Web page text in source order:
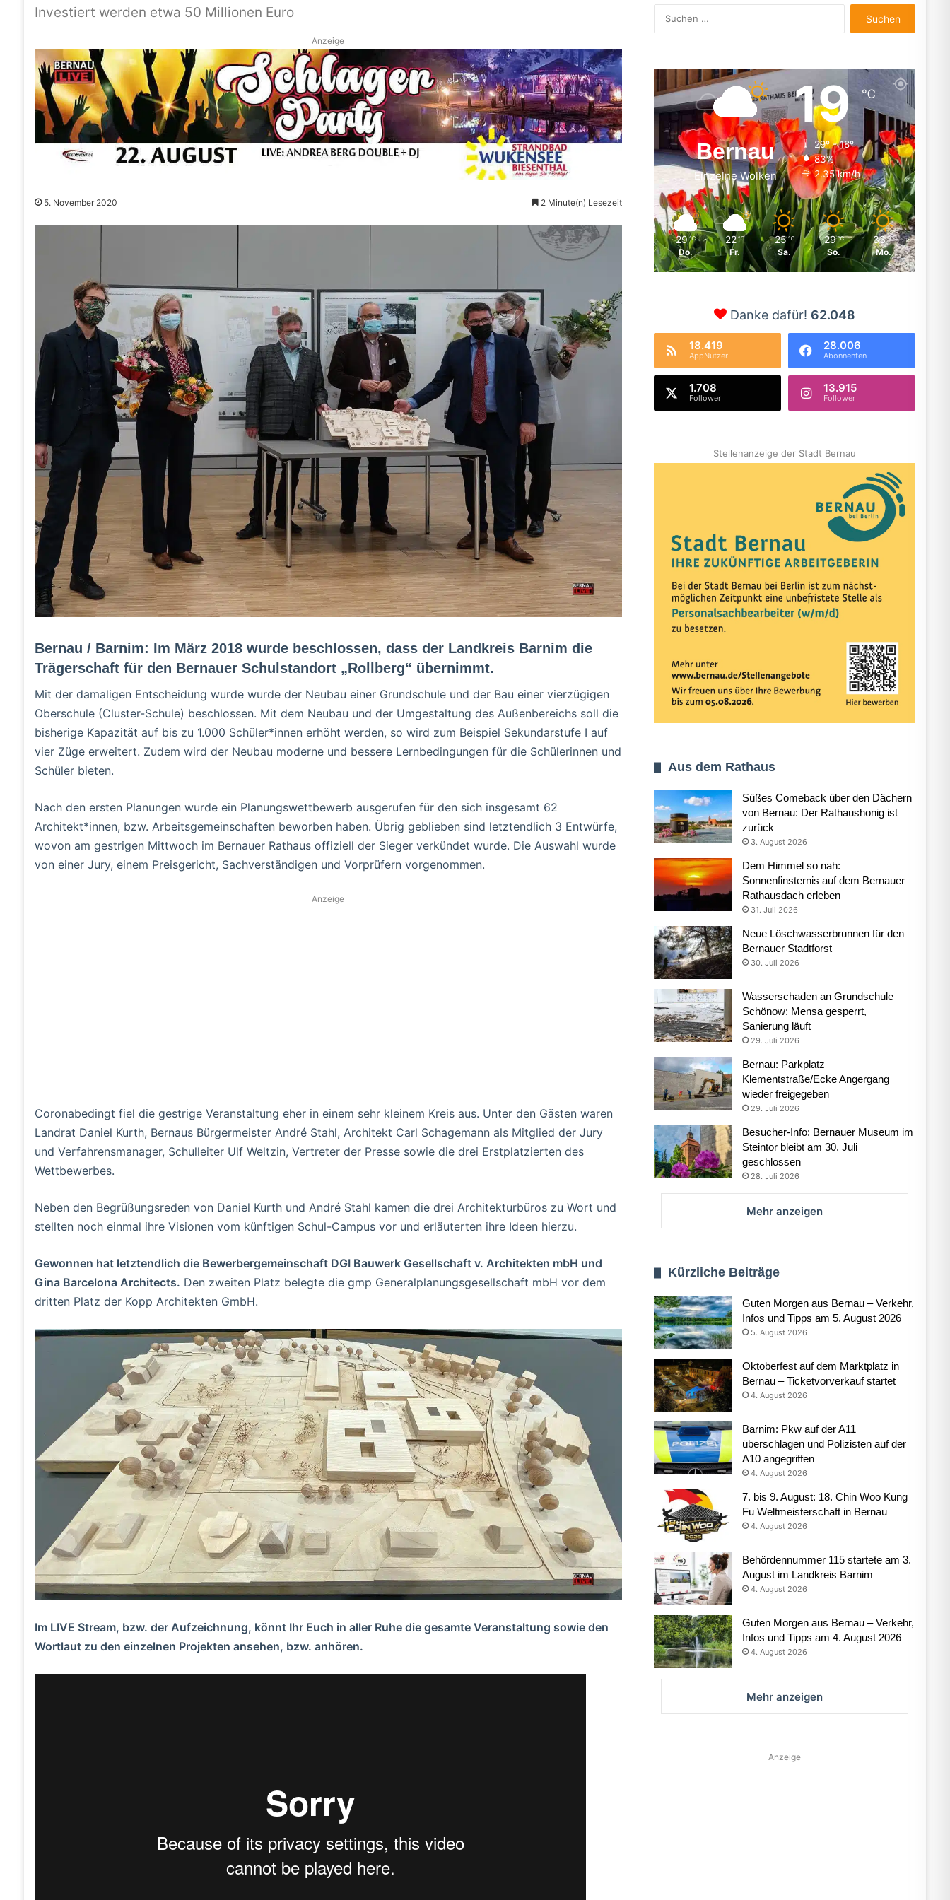
Investiert werden etwa 50 Millionen Euro
Anzeige
5. November 2020 2 Minute(n) Lesezeit
Bernau / Barnim: Im März 2018 wurde beschlossen, dass der Landkreis Barnim die
Trägerschaft für den Bernauer Schulstandort „Rollberg“ übernimmt.
Mit der damaligen Entscheidung wurde wurde der Neubau einer Grundschule und der Bau einer vierzügigen
Oberschule (Cluster-Schule) beschlossen. Mit dem Neubau und der Umgestaltung des Außenbereichs soll die
bisherige Kapazität auf bis zu 1.000 Schüler*innen erhöht werden, so wird zum Beispiel Sekundarstufe I auf
vier Züge erweitert. Zudem wird der Neubau moderne und bessere Lernbedingungen für die Schülerinnen und
Schüler bieten.
Nach den ersten Planungen wurde ein Planungswettbewerb ausgerufen für den sich insgesamt 62
Architekt*innen, bzw. Arbeitsgemeinschaften beworben haben. Übrig geblieben sind letztendlich 3 Entwürfe,
wovon am gestrigen Mittwoch im Bernauer Rathaus offiziell der Sieger verkündet wurde. Die Auswahl wurde
von einer Jury, einem Preisgericht, Sachverständigen und Vorprüfern vorgenommen.
Anzeige
Coronabedingt fiel die gestrige Veranstaltung eher in einem sehr kleinem Kreis aus. Unter den Gästen waren
Landrat Daniel Kurth, Bernaus Bürgermeister André Stahl, Architekt Carl Schagemann als Mitglied der Jury
und Verfahrensmanager, Schulleiter Ulf Weltzin, Vertreter der Presse sowie die drei Erstplatzierten des
Wettbewerbes.
Neben den Begrüßungsreden von Daniel Kurth und André Stahl kamen die drei Architekturbüros zu Wort und
stellten noch einmal ihre Visionen vom künftigen Schul-Campus vor und erläuterten ihre Ideen hierzu.
Gewonnen hat letztendlich die Bewerbergemeinschaft DGI Bauwerk Gesellschaft v. Architekten mbH und
Gina Barcelona Architects. Den zweiten Platz belegte die gmp Generalplanungsgesellschaft mbH vor dem
dritten Platz der Kopp Architekten GmbH.
Im LIVE Stream, bzw. der Aufzeichnung, könnt Ihr Euch in aller Ruhe die gesamte Veranstaltung sowie den
Wortlaut zu den einzelnen Projekten ansehen, bzw. anhören.
nach:
Bernau
Einzelne Wolken
19℃
29º - 18º
83%
2.35 km/h
29 ℃
Do.
22 ℃
Fr.
25 ℃
Sa.
29 ℃
So.
33 ℃
Mo.
Danke dafür! 62.048
18.419
AppNutzer
28.006
Abonnenten
1.708
Follower
13.915
Follower
Stellenanzeige der Stadt Bernau
Aus dem Rathaus
Süßes Comeback über den Dächern
von Bernau: Der Rathaushonig ist
zurück
3. August 2026
Dem Himmel so nah:
Sonnenfinsternis auf dem Bernauer
Rathausdach erleben
31. Juli 2026
Neue Löschwasserbrunnen für den
Bernauer Stadtforst
30. Juli 2026
Wasserschaden an Grundschule
Schönow: Mensa gesperrt,
Sanierung läuft
29. Juli 2026
Bernau: Parkplatz
Klementstraße/Ecke Angergang
wieder freigegeben
29. Juli 2026
Besucher-Info: Bernauer Museum im
Steintor bleibt am 30. Juli
geschlossen
28. Juli 2026
Mehr anzeigen
Kürzliche Beiträge
Guten Morgen aus Bernau – Verkehr,
Infos und Tipps am 5. August 2026
5. August 2026
Oktoberfest auf dem Marktplatz in
Bernau – Ticketvorverkauf startet
4. August 2026
Barnim: Pkw auf der A11
überschlagen und Polizisten auf der
A10 angegriffen
4. August 2026
7. bis 9. August: 18. Chin Woo Kung
Fu Weltmeisterschaft in Bernau
4. August 2026
Behördennummer 115 startete am 3.
August im Landkreis Barnim
4. August 2026
Guten Morgen aus Bernau – Verkehr,
Infos und Tipps am 4. August 2026
4. August 2026
Mehr anzeigen
Anzeige